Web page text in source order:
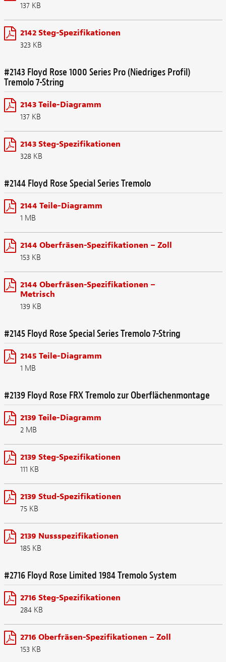
137 KB
2142 Steg-Spezifikationen
323 KB
#2143 Floyd Rose 1000 Series Pro (Niedriges Profil)
Tremolo 7-String
2143 Teile-Diagramm
137 KB
2143 Steg-Spezifikationen
328 KB
#2144 Floyd Rose Special Series Tremolo
2144 Teile-Diagramm
1 MB
2144 Oberfräsen-Spezifikationen – Zoll
153 KB
2144 Oberfräsen-Spezifikationen –
Metrisch
139 KB
#2145 Floyd Rose Special Series Tremolo 7-String
2145 Teile-Diagramm
1 MB
#2139 Floyd Rose FRX Tremolo zur Oberflächenmontage
2139 Teile-Diagramm
2 MB
2139 Steg-Spezifikationen
111 KB
2139 Stud-Spezifikationen
75 KB
2139 Nussspezifikationen
185 KB
#2716 Floyd Rose Limited 1984 Tremolo System
2716 Steg-Spezifikationen
284 KB
2716 Oberfräsen-Spezifikationen – Zoll
153 KB